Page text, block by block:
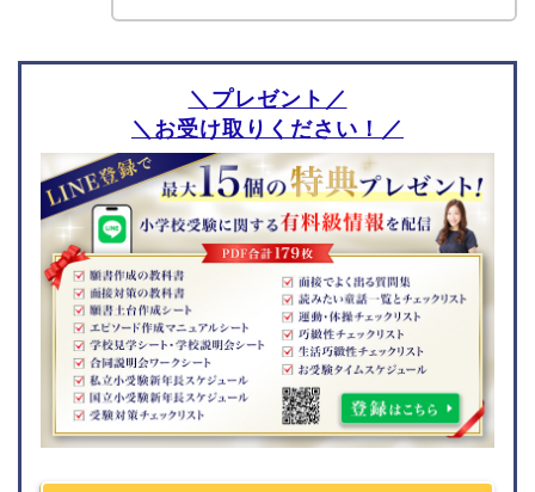
＼プレゼント／
＼お受け取りください！／
暁星国際流山小学校
成田高等学校付属小学校
聖徳大学附属小学校
千葉日本大学第一小学校
愛知県
南山大学附属小学校
愛知教育大学附属名古屋
小学校
瀬戸SOLAN学園初等中等
部
椙山女学園大学附属小学
校
学校
埼玉県
開智小学校(総合部)
開智所沢小学校
埼玉大学教育学部附属小
学校
青山学院大学系属浦和ル
ーテル学院小学校